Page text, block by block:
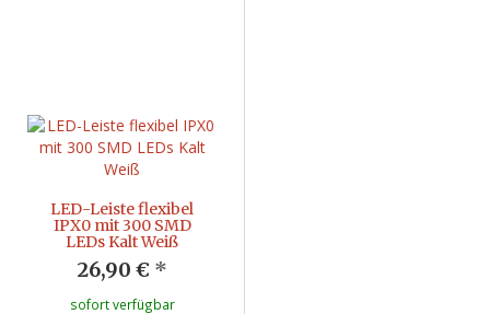
LED-Leiste flexibel
IPX0 mit 300 SMD
LEDs Kalt Weiß
26,90 € *
sofort verfügbar